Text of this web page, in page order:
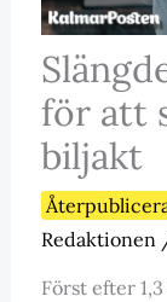
för att
biljakt
Redaktionen
Först efter